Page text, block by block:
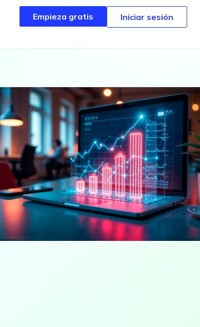
Empieza gratis Iniciar sesión
Empieza gratis Iniciar sesión